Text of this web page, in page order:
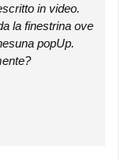
in video.
la finestrina ove
popUp.